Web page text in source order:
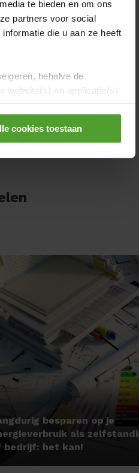
te bieden en om ons
partners voor social
die u aan ze heeft
behalve de
website(s) en applicatie(s)
cookies toestaan
besparen op je
als
bedrijf: het kan!